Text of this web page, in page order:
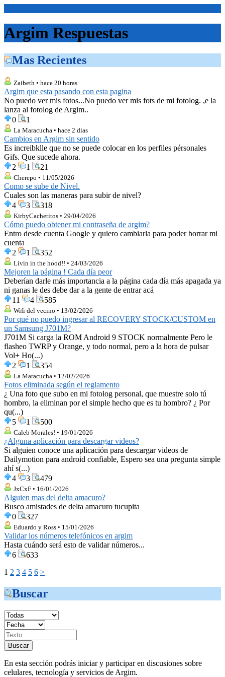
Argim Respuestas
Mas Recientes
Zaibeth • hace 20 horas
Argim que esta pasando con esta pagina
No puedo ver mis fotos...No puedo ver mis fots de mi fotolog. ,e la
lanza al fotolog de Argim..
0
1
La Maracucha • hace 2 dias
Cambios en Argim sin sentido
Es increibklle que no se puede colocar en los perfiles pérsonales
Gifs. Que sucede ahora.
2
1 21
Cherepo • 11/05/2026
Como se sube de Nivel.
Cuales son las maneras para subir de nivel?
4
3 318
KirbyCachetitos • 29/04/2026
Cómo puedo obtener mi contraseña de argim?
Entro desde cuenta Google y quiero cambiarla para poder borrar mi
cuenta
2
1 352
Livin in the hood!! • 24/03/2026
Mejoren la página ! Cada día peor
Deberían darle más importancia a la página cada día más apagada ya
ni ganas le des debe dar a la gente de entrar acá
11
4 585
Wifi del vecino • 13/02/2026
Por qué no puedo ingresar al RECOVERY STOCK/CUSTOM en
un Samsung J701M?
J701M Si carga la ROM Android 9 STOCK normalmente Pero le
flasheo TWRP y Orange, y todo normal, pero a la hora de pulsar
Vol+ Ho(...)
2
1 354
La Maracucha • 12/02/2026
Fotos eliminada según el reglamento
¿ Una foto que subo en mi fotolog personal, que muestre solo tú
hombro, la eliminan por el simple hecho que es tu hombro? ¿ Por
qu(...)
5
1 500
Caleb Morales! • 19/01/2026
¿Alguna aplicación para descargar videos?
Si alguien conoce una aplicación para descargar videos de
Dailymotion para android confiable, Espero sea una pregunta simple
ahí s(...)
4
3 479
JxCxF • 16/01/2026
Alguien mas del delta amacuro?
Busco amistades de delta amacuro tucupita
0
327
Eduardo y Ross • 15/01/2026
Validar los números telefónicos en argim
Hasta cuándo será esto de validar números...
6
633
1 2 3 4 5 6 >
Buscar
En esta sección podrás iniciar y participar en discusiones sobre
celulares, tecnología y servicios de Argim.